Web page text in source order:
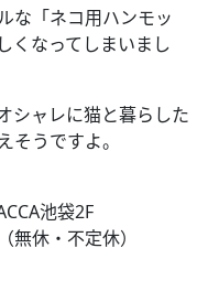
な「ネコ用ハンモッ
くなってしまいまし
シャレに猫と暮らした
そうですよ。
池袋2F
休・不定休）